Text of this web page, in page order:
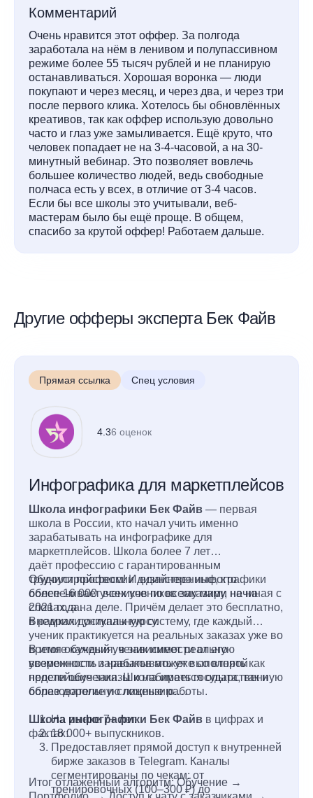
Комментарий
Очень нравится этот оффер. За полгода
заработала на нём в ленивом и полупассивном
режиме более 55 тысяч рублей и не планирую
останавливаться. Хорошая воронка — люди
покупают и через месяц, и через два, и через три
после первого клика. Хотелось бы обновлённых
креативов, так как оффер использую довольно
часто и глаз уже замыливается. Ещё круто, что
человек попадает не на 3-4-часовой, а на 30-
минутный вебинар. Это позволяет вовлечь
большее количество людей, ведь свободные
полчаса есть у всех, в отличие от 3-4 часов.
Если бы все школы это учитывали, веб-
мастерам было бы ещё проще. В общем,
спасибо за крутой оффер! Работаем дальше.
Другие офферы эксперта Бек Файв
Прямая ссылка Спец условия
4.36 оценок
Инфографика для маркетплейсов
Школа инфографики Бек Файв — первая
школа в России, кто начал учить именно
зарабатывать на инфографике для
маркетплейсов. Школа более 7 лет
даёт профессию с гарантированным
трудоустройством! И единственные, кто
обеспечивает всех учеников заказами не на
словах, а на деле. Причём делает это бесплатно,
в рамках доступа к курсу.
Обучили профессии дизайнера инфографики
более 16 000 учеников по всему миру, начиная с
2021 года.
Внедрили уникальную систему, где каждый
ученик практикуется на реальных заказах уже во
время обучения, в зависимости от его
уверенности и навыков может выполнять как
простейшие заказы и набираться опыта, так и
более дорогие и сложные работы.
В итоге каждый ученик имеет реальную
возможность зарабатывать уже со второй
недели обучения. Школа имеет государственную
образовательную лицензию.
Школа инфографики Бек Файв в цифрах и
фактах:
На рынке 7+ лет.
18 000+ выпускников.
Предоставляет прямой доступ к внутренней
бирже заказов в Telegram. Каналы
сегментированы по чекам: от
тренировочных (100–300 ₽) до
Итог отлаженный алгоритм: Обучение →